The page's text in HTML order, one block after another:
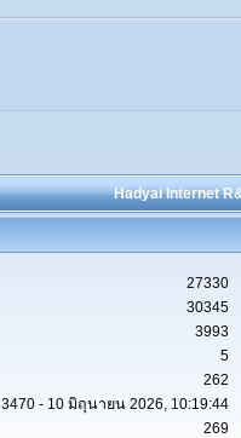
Hadyai Internet
27330
30345
3993
5
262
3470 - 10 มิถุนายน 2026, 10:19:44
269